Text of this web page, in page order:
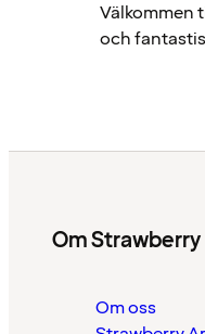
Välkommen
och
Om Strawberry
Om oss